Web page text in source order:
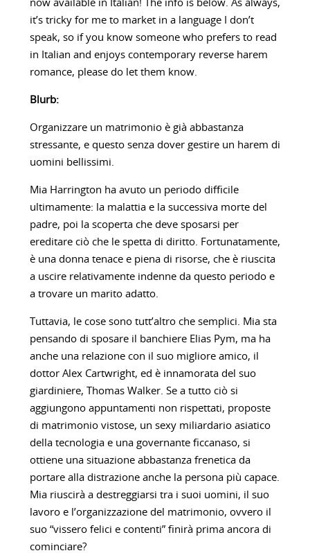
now available in Italian! The info is below. As always,
it’s tricky for me to market in a language I don’t
speak, so if you know someone who prefers to read
in Italian and enjoys contemporary reverse harem
romance, please do let them know.
Blurb:
Organizzare un matrimonio è già abbastanza
stressante, e questo senza dover gestire un harem di
uomini bellissimi.
Mia Harrington ha avuto un periodo difficile
ultimamente: la malattia e la successiva morte del
padre, poi la scoperta che deve sposarsi per
ereditare ciò che le spetta di diritto. Fortunatamente,
è una donna tenace e piena di risorse, che è riuscita
a uscire relativamente indenne da questo periodo e
a trovare un marito adatto.
Tuttavia, le cose sono tutt’altro che semplici. Mia sta
pensando di sposare il banchiere Elias Pym, ma ha
anche una relazione con il suo migliore amico, il
dottor Alex Cartwright, ed è innamorata del suo
giardiniere, Thomas Walker. Se a tutto ciò si
aggiungono appuntamenti non rispettati, proposte
di matrimonio vistose, un sexy miliardario asiatico
della tecnologia e una governante ficcanaso, si
ottiene una situazione abbastanza frenetica da
portare alla distrazione anche la persona più capace.
Mia riuscirà a destreggiarsi tra i suoi uomini, il suo
lavoro e l’organizzazione del matrimonio, ovvero il
suo “vissero felici e contenti” finirà prima ancora di
cominciare?